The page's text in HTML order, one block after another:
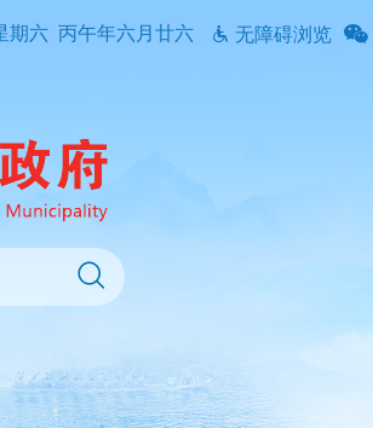
期六 丙午年六月廿六 无障碍浏览